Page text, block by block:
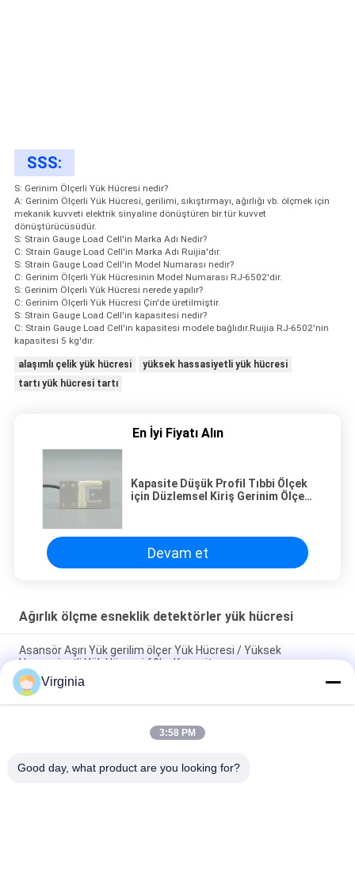
SSS:
S: Gerinim Ölçerli Yük Hücresi nedir?
A: Gerinim Ölçerli Yük Hücresi, gerilimi, sıkıştırmayı, ağırlığı vb. ölçmek için
mekanik kuvveti elektrik sinyaline dönüştüren bir tür kuvvet
dönüştürücüsüdür.
S: Strain Gauge Load Cell'in Marka Adı Nedir?
C: Strain Gauge Load Cell'in Marka Adı Ruijia'dır.
S: Strain Gauge Load Cell'in Model Numarası nedir?
C: Gerinim Ölçerli Yük Hücresinin Model Numarası RJ-6502'dir.
S: Gerinim Ölçerli Yük Hücresi nerede yapılır?
C: Gerinim Ölçerli Yük Hücresi Çin'de üretilmiştir.
S: Strain Gauge Load Cell'in kapasitesi nedir?
C: Strain Gauge Load Cell'in kapasitesi modele bağlıdır.Ruijia RJ-6502'nin
kapasitesi 5 kg'dır.
alaşımlı çelik yük hücresi
yüksek hassasiyetli yük hücresi
tartı yük hücresi tartı
En İyi Fiyatı Alın
Kapasite Düşük Profil Tıbbi Ölçek
için Düzlemsel Kiriş Gerinim Ölçer
Devam et
Ağırlık ölçme esneklik detektörler yük hücresi
Asansör Aşırı Yük gerilim ölçer Yük Hücresi / Yüksek
Hassasiyetli Yük Hücresi 60kg Kapasite
C2 / C3 Alaşımlı Çelik Gerginlik Ölçer Yük Hücresi, Vinç
Kantarları Analog Çıkışı İçin
Yuvarlak Gerginlik S Tipi Gerginlik Ölçer Sensörü Sıkıştırma Ve
Virginia
3:58 PM
Good day, what product are you looking for?